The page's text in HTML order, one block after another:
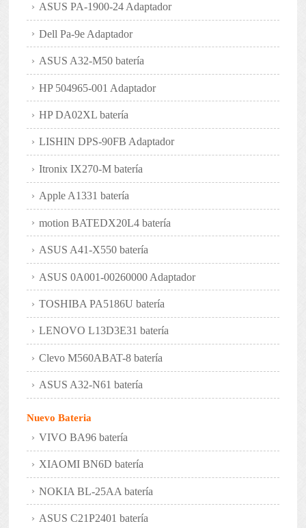
ASUS PA-1900-24 Adaptador
Dell Pa-9e Adaptador
ASUS A32-M50 batería
HP 504965-001 Adaptador
HP DA02XL batería
LISHIN DPS-90FB Adaptador
Itronix IX270-M batería
Apple A1331 batería
motion BATEDX20L4 batería
ASUS A41-X550 batería
ASUS 0A001-00260000 Adaptador
TOSHIBA PA5186U batería
LENOVO L13D3E31 batería
Clevo M560ABAT-8 batería
ASUS A32-N61 batería
Nuevo Bateria
VIVO BA96 batería
XIAOMI BN6D batería
NOKIA BL-25AA batería
ASUS C21P2401 batería